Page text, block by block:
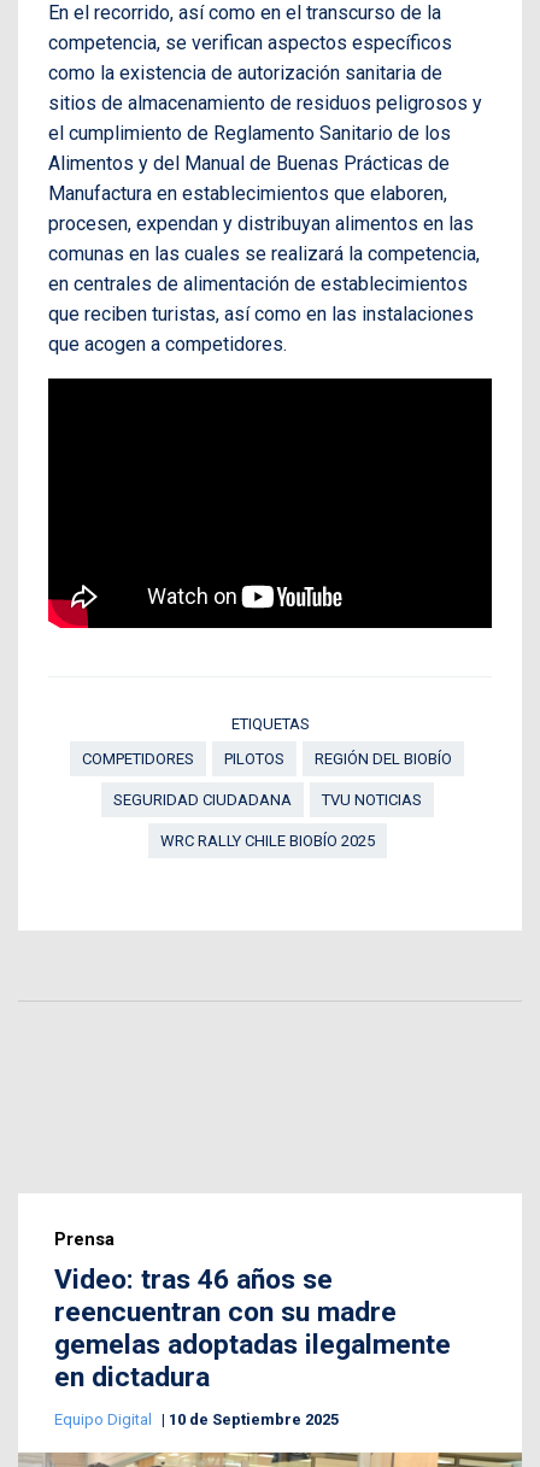
En el recorrido, así como en el transcurso de la
competencia, se verifican aspectos específicos
como la existencia de autorización sanitaria de
sitios de almacenamiento de residuos peligrosos y
el cumplimiento de Reglamento Sanitario de los
Alimentos y del Manual de Buenas Prácticas de
Manufactura en establecimientos que elaboren,
procesen, expendan y distribuyan alimentos en las
comunas en las cuales se realizará la competencia,
en centrales de alimentación de establecimientos
que reciben turistas, así como en las instalaciones
que acogen a competidores.
ETIQUETAS
COMPETIDORES
PILOTOS REGIÓN DEL BIOBÍO
SEGURIDAD CIUDADANA TVU NOTICIAS
WRC RALLY CHILE BIOBÍO 2025
Prensa
Video: tras 46 años se
reencuentran con su madre
gemelas adoptadas ilegalmente
en dictadura
Equipo Digital 10 de Septiembre 2025